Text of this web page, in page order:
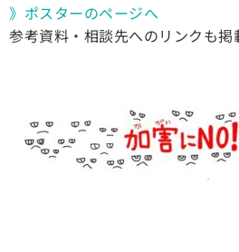
》ポスターのページへ
参考資料・相談先へのリンクも掲